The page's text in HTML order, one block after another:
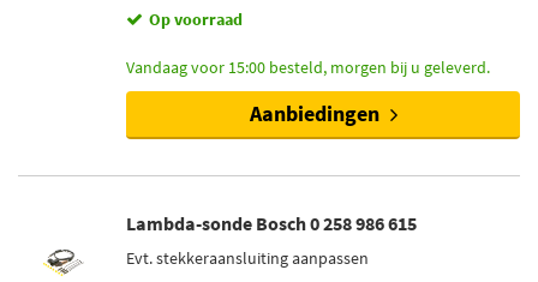
Op voorraad
Vandaag voor 15:00 besteld, morgen bij u geleverd.
Aanbiedingen
Lambda-sonde Bosch 0 258 986 615
Evt. stekkeraansluiting aanpassen